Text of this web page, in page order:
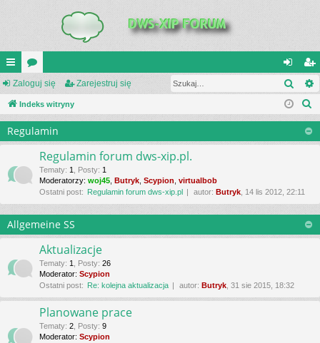
UI
C
K
_L
IN
or
a
al
og
si
ar
ej
es
tru
Zaloguj się Zarejestruj się
Indeks witryny
Regulamin
Regulamin forum dws-xip.pl.
Tematy: 1 Posty: 1
Moderatorzy: woj45 Butryk Scypion virtualbob
Ostatni post: Regulamin forum dws-xip.pl autor: Butryk , 14 lis 2012, 22:11
Allgemeine SS
Aktualizacje
Tematy: 1 Posty: 26
Moderator: Scypion
Ostatni post: Re: kolejna aktualizacja autor: Butryk , 31 sie 2015, 18:32
Planowane prace
Tematy: 2 Posty: 9
Moderator: Scypion